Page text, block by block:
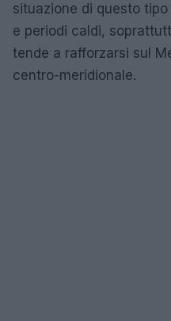
situazione di questo
e periodi caldi,
tende a rafforzarsi sul
centro-meridionale.